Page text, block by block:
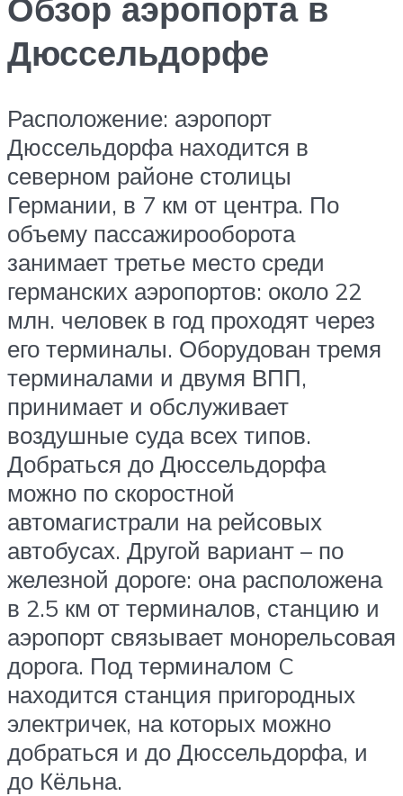
Дюссельдорфе
Расположение: аэропорт
Дюссельдорфа находится в
северном районе столицы
Германии, в 7 км от центра. По
объему пассажирооборота
занимает третье место среди
германских аэропортов: около 22
млн. человек в год проходят через
его терминалы. Оборудован тремя
терминалами и двумя ВПП,
принимает и обслуживает
воздушные суда всех типов.
Добраться до Дюссельдорфа
можно по скоростной
автомагистрали на рейсовых
автобусах. Другой вариант – по
железной дороге: она расположена
в 2.5 км от терминалов, станцию и
аэропорт связывает монорельсовая
дорога. Под терминалом C
находится станция пригородных
электричек, на которых можно
добраться и до Дюссельдорфа, и
до Кёльна.